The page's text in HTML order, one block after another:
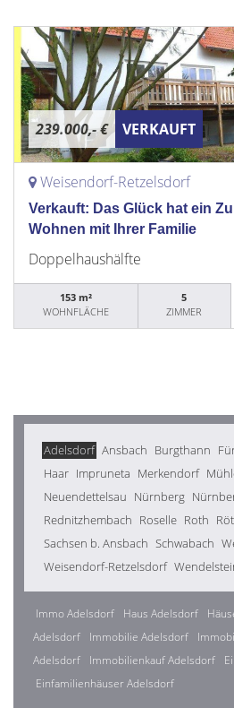
239.000,- € VERKAUFT
Weisendorf-Retzelsdorf
Verkauft: Das Glück hat ein
Wohnen mit Ihrer Familie
Doppelhaushälfte
153 m²
WOHNFLÄCHE
5
ZIMMER
Adelsdorf Ansbach Burgthann
Haar Impruneta Merkendorf
Neuendettelsau Nürnberg
Rednitzhembach Roselle Roth
Sachsen b. Ansbach Schwabach
Weisendorf-Retzelsdorf
Immo Adelsdorf Haus Adelsdorf
Adelsdorf
Immobilie Adelsdorf
Adelsdorf
Immobilienkauf Adelsdorf
Einfamilienhäuser Adelsdorf